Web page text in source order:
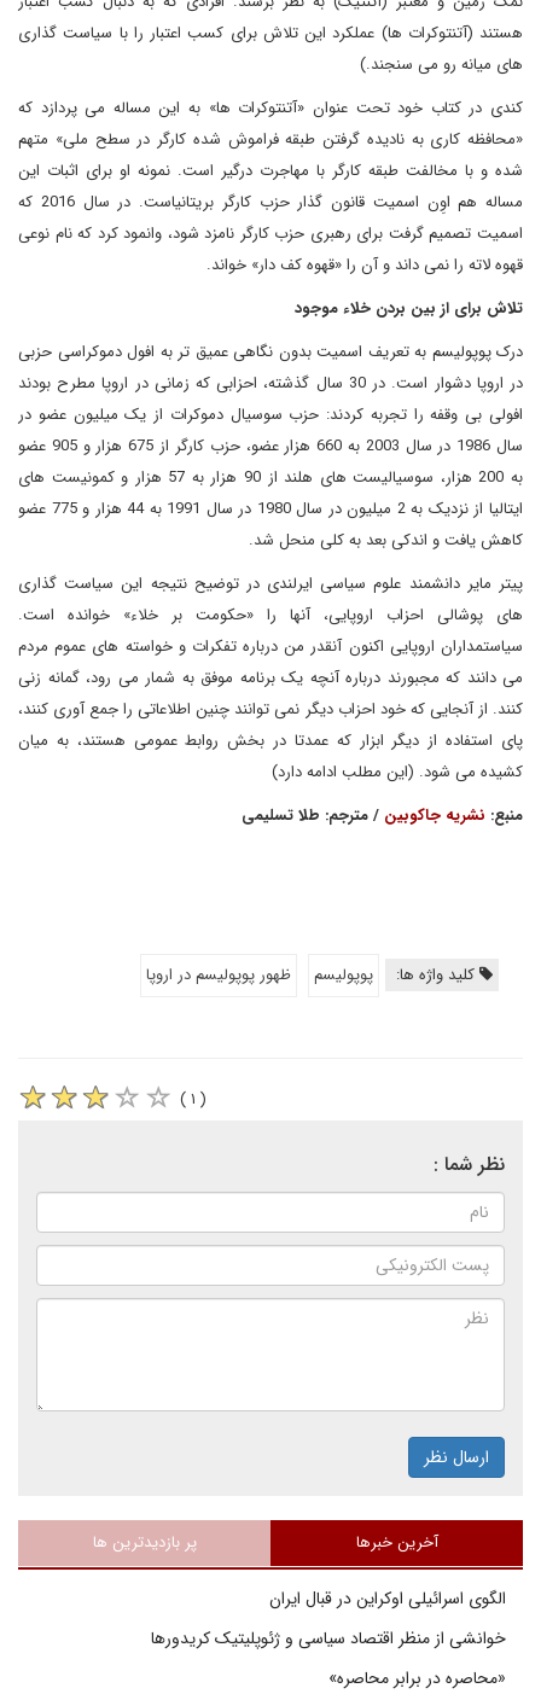
هستند (آتنتوکرات ها) عملکرد این تلاش برای کسب اعتبار را با سیاست گذاری
های میانه رو می سنجند.)
کندی در کتاب خود تحت عنوان «آتنتوکرات ها» به این مساله می پردازد که
«محافظه کاری به نادیده گرفتن طبقه فراموش شده کارگر در سطح ملی» متهم
شده و با مخالفت طبقه کارگر با مهاجرت درگیر است. نمونه او برای اثبات این
مساله هم اوِن اسمیت قانون گذار حزب کارگر بریتانیاست. در سال 2016 که
اسمیت تصمیم گرفت برای رهبری حزب کارگر نامزد شود، وانمود کرد که نام نوعی
قهوه لاته را نمی داند و آن را «قهوه کف دار» خواند.
تلاش برای از بین بردن خلاء موجود
درک پوپولیسم به تعریف اسمیت بدون نگاهی عمیق تر به افول دموکراسی حزبی
در اروپا دشوار است. در 30 سال گذشته، احزابی که زمانی در اروپا مطرح بودند
افولی بی وقفه را تجربه کردند: حزب سوسیال دموکرات از یک میلیون عضو در
سال 1986 در سال 2003 به 660 هزار عضو، حزب کارگر از 675 هزار و 905 عضو
به 200 هزار، سوسیالیست های هلند از 90 هزار به 57 هزار و کمونیست های
ایتالیا از نزدیک به 2 میلیون در سال 1980 در سال 1991 به 44 هزار و 775 عضو
کاهش یافت و اندکی بعد به کلی منحل شد.
پیتر مایر دانشمند علوم سیاسی ایرلندی در توضیح نتیجه این سیاست گذاری
های پوشالی احزاب اروپایی، آنها را «حکومت بر خلاء» خوانده است.
سیاستمداران اروپایی اکنون آنقدر من درباره تفکرات و خواسته های عموم مردم
می دانند که مجبورند درباره آنچه یک برنامه موفق به شمار می رود، گمانه زنی
کنند. از آنجایی که خود احزاب دیگر نمی توانند چنین اطلاعاتی را جمع آوری کنند،
پای استفاده از دیگر ابزار که عمدتا در بخش روابط عمومی هستند، به میان
کشیده می شود. (این مطلب ادامه دارد)
منبع: نشریه جاکوبین / مترجم: طلا تسلیمی
کلید واژه ها: پوپولیسم ظهور پوپولیسم در اروپا
( ۱ )
نظر شما :
ارسال نظر
آخرین خبرها پر بازدیدترین ها
الگوی اسرائیلی اوکراین در قبال ایران
خوانشی از منظر اقتصاد سیاسی و ژئوپلیتیک کریدورها
«محاصره در برابر محاصره»